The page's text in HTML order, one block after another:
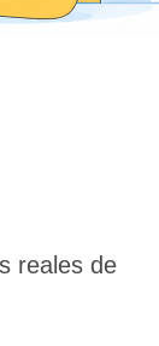
reales de